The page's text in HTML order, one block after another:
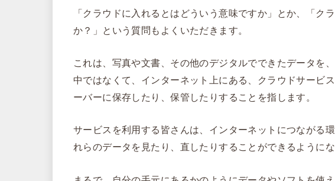
「クラウドに入れるとはどういう意味ですか」とか、「ク
か？」という質問もよくいただきます。
これは、写真や文書、その他のデジタルでできたデータを
中ではなくて、インターネット上にある、クラウドサービ
ーバーに保存したり、保管したりすることを指します。
サービスを利用する皆さんは、インターネットにつながる
れらのデータを見たり、直したりすることができるようにな